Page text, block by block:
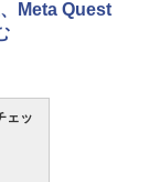
Meta Quest
ェッ